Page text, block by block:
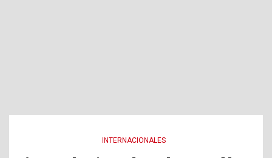
INTERNACIONALES